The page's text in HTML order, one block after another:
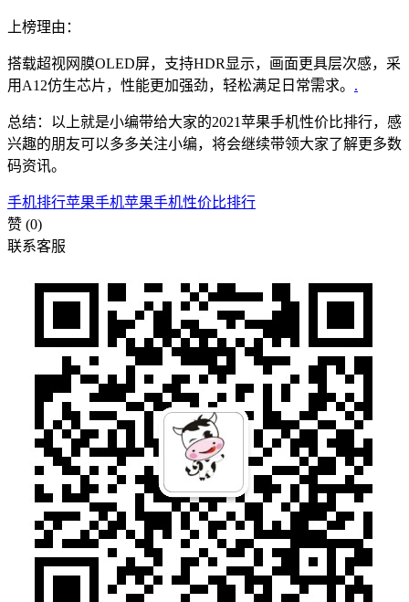
上榜理由：
搭载超视网膜OLED屏，支持HDR显示，画面更具层次感，采
用A12仿生芯片，性能更加强劲，轻松满足日常需求。 .
总结：以上就是小编带给大家的2021苹果手机性价比排行，感
兴趣的朋友可以多多关注小编，将会继续带领大家了解更多数
码资讯。
手机排行苹果手机苹果手机性价比排行
赞 (0)
联系客服